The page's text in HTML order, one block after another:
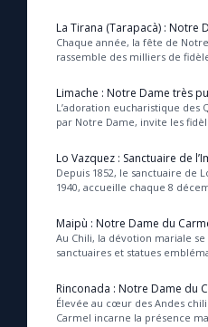
Contact
Faire un don
La Tirana (Tarapacà) : Notre
Chaque année, la fête de
rassemble des milliers de
Limache : Notre Dame très
L’adoration eucharistique des
par Notre Dame, invite les
Lo Vazquez : Sanctuaire de
Depuis 1852, le sanctuaire de
1940, accueille chaque 8
Maipù : Notre Dame du
Au Chili, la dévotion mariale
sanctuaires et statues
Rinconada : Notre Dame du
Élevée au cœur des Andes
Carmel incarne la présence